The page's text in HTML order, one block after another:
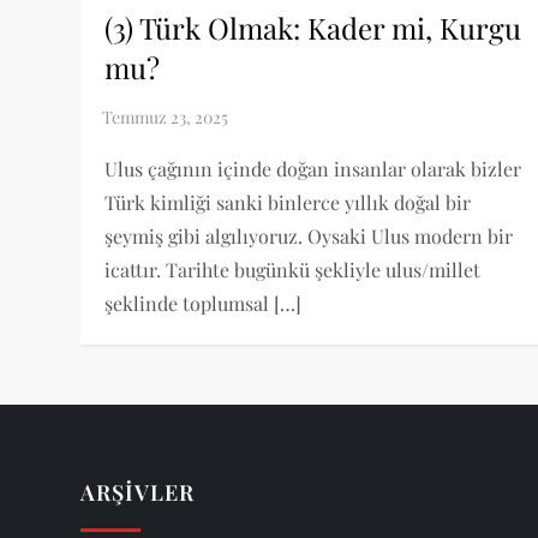
(3) Türk Olmak: Kader mi, Kurgu
mu?
Ulus çağının içinde doğan insanlar olarak bizler
Türk kimliği sanki binlerce yıllık doğal bir
şeymiş gibi algılıyoruz. Oysaki Ulus modern bir
icattır. Tarihte bugünkü şekliyle ulus/millet
şeklinde toplumsal […]
ARŞIVLER